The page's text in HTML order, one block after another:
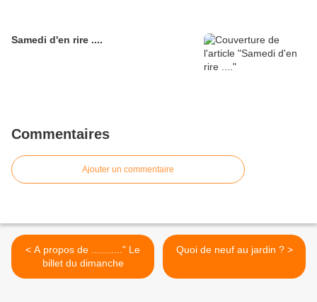
Samedi d'en rire ....
Commentaires
Ajouter un commentaire
< A propos de ..........." Le
billet du dimanche
Quoi de neuf au jardin ? >